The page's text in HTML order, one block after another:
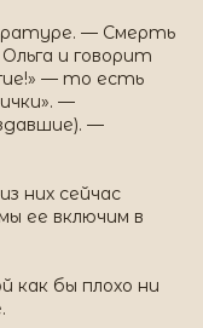
— Смерть
и говорит
— то есть
—
—
них сейчас
ее включим в
как бы плохо ни